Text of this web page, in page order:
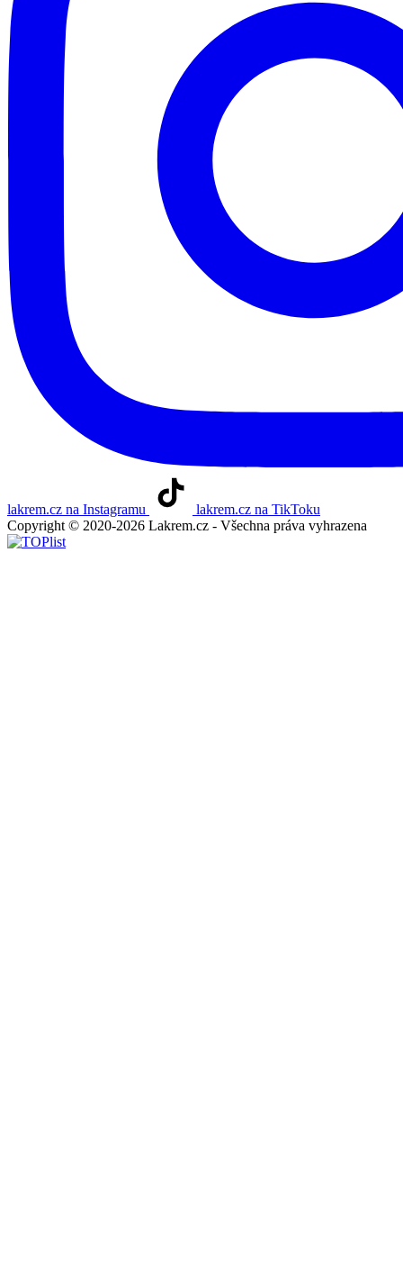
lakrem.cz na Instagramu
lakrem.cz na TikToku
Copyright © 2020-2026 Lakrem.cz - Všechna práva vyhrazena